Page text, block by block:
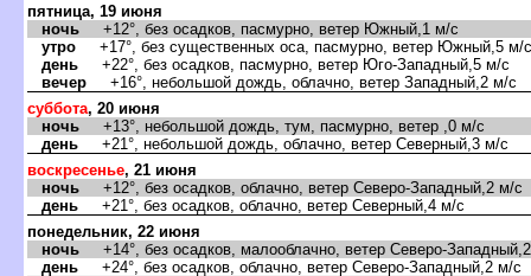
пятница, 19 июня
ночь +12°, без осадков, пасмурно, ветер Южный,1 м/с
утро +17°, без существенных оса, пасмурно, ветер Южный,5 м/с
день +22°, без осадков, пасмурно, ветер Юго-Западный,5 м/с
ечер +16°, небольшой дождь, облачно, ветер Западный,2 м/с
суббота, 20 июня
ночь +13°, небольшой дождь, тум, пасмурно, ветер ,0 м/с
день +21°, небольшой дождь, облачно, ветер Северный,3 м/с
оскресенье, 21 июня
ночь +12°, без осадков, облачно, ветер Северо-Западный,2 м/с
день +21°, без осадков, облачно, ветер Северный,4 м/с
понедельник, 22 июня
ночь +14°, без осадков, малооблачно, ветер Северо-
день +24°, без осадков, облачно, ветер Северо-Западный,2 м/с